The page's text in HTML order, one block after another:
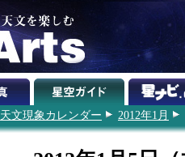
天文現象カレンダー 2012年1月